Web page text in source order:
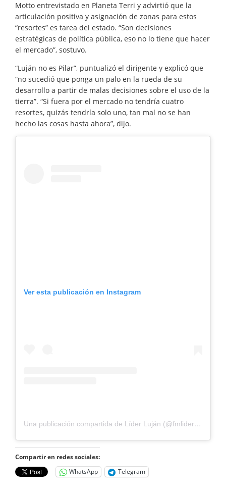
Motto entrevistado en Planeta Terri y advirtió que la
articulación positiva y asignación de zonas para estos
“resortes” es tarea del estado. “Son decisiones
estratégicas de política pública, eso no lo tiene que hacer
el mercado”, sostuvo.
“Luján no es Pilar”, puntualizó el dirigente y explicó que
“no sucedió que ponga un palo en la rueda de su
desarrollo a partir de malas decisiones sobre el uso de la
tierra”. “Si fuera por el mercado no tendría cuatro
resortes, quizás tendría solo uno, tan mal no se han
hecho las cosas hasta ahora”, dijo.
Ver esta publicación en Instagram
Una publicación compartida de Líder Luján (@fmlider97.7)
Compartir en redes sociales:
WhatsApp
Telegram